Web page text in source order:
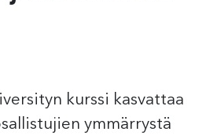
kurssi kasvattaa
ymmärrystä